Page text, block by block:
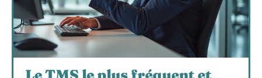
Le TMS le plus fréquent et